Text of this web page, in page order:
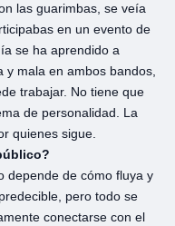
las guarimbas, se veía
en un evento de
se ha aprendido a
mala en ambos bandos,
trabajar. No tiene que
de personalidad. La
quienes sigue.
depende de cómo fluya y
pero todo se
conectarse con el